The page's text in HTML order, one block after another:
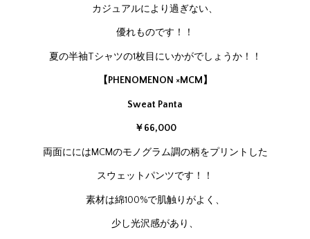
カジュアルにより過ぎない、
優れものです！！
夏の半袖Tシャツの1枚目にいかがでしょうか！！
【PHENOMENON ×MCM】
Sweat Panta
￥66,000
両面ににはMCMのモノグラム調の柄をプリントした
スウェットパンツです！！
素材は綿100%で肌触りがよく、
少し光沢感があり、